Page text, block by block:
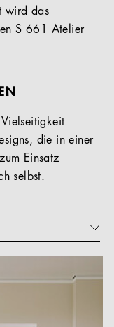
wird das
S 661 Atelier
die in einer
Einsatz
selbst.